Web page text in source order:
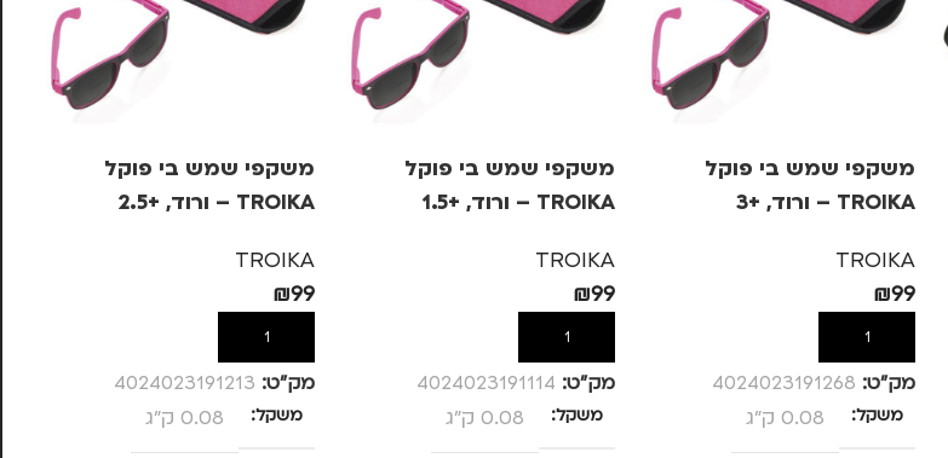
משקפי שמש בי פוקל
TROIKA – ורוד, +3
TROIKA
₪99
הוספה לסל
מק”ט: 4024023191268
משקל 0.08 ק"ג
משקפי שמש בי פוקל
TROIKA – ורוד, +1.5
TROIKA
₪99
הוספה לסל
מק”ט: 4024023191114
משקל 0.08 ק"ג
משקפי שמש בי פוקל
TROIKA – ורוד, +2.5
TROIKA
₪99
הוספה לסל
מק”ט: 4024023191213
משקל 0.08 ק"ג